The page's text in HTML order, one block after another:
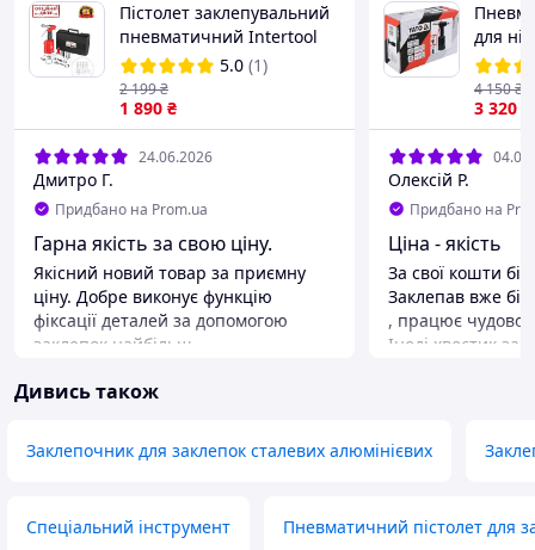
Пістолет заклепувальний
пневматичний Intertool
TSH PT-1304 5.0 (1)
1 890 ₴
2 199₴
24.06.2026
Дмитро Г.
Придбано на Prom.ua
Гарна якість за свою ціну.
Якісний новий товар за приємну
ціну. Добре виконує функцію
фіксації деталей за допомогою
заклепок найбільш
Рекомендую продавця.
для
4,8;
36171
3 320
4 150₴
Олексій Р.
Придбано на
Ціна - якість
За свої кошти
Заклепав вже
, працює чудово
Іноді хвостик
Недоліки
Дивись також
Заклепочник для заклепок сталевих алюмінієвих
Спеціальний інструмент Пневматичний пістолет для